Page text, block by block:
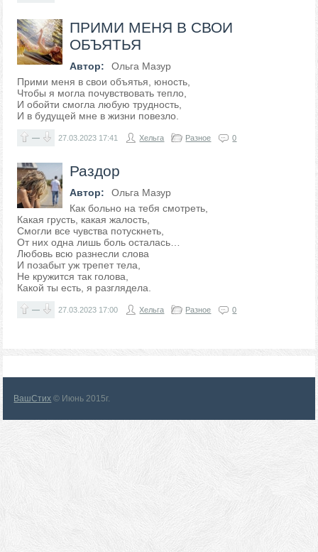
ПРИМИ МЕНЯ В СВОИ
ОБЪЯТЬЯ
Автор:
Ольга Мазур
Прими меня в свои объятья, юность,
Чтобы я могла почувствовать тепло,
И обойти смогла любую трудность,
И в будущей мне в жизни повезло.
— 27.03.2023 17:41 Хельга Разное 0
Раздор
Автор:
Ольга Мазур
Как больно на тебя смотреть,
Какая грусть, какая жалость,
Смогли все чувства потускнеть,
От них одна лишь боль осталась…
Любовь всю разнесли слова
И позабыт уж трепет тела,
Не кружится так голова,
Какой ты есть, я разглядела.
— 27.03.2023 17:00 Хельга Разное 0
ВашСтих © Июнь 2015г.